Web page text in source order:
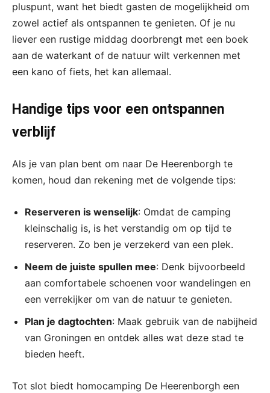
pluspunt, want het biedt gasten de mogelijkheid om
zowel actief als ontspannen te genieten. Of je nu
liever een rustige middag doorbrengt met een boek
aan de waterkant of de natuur wilt verkennen met
een kano of fiets, het kan allemaal.
Handige tips voor een ontspannen
verblijf
Als je van plan bent om naar De Heerenborgh te
komen, houd dan rekening met de volgende tips:
Reserveren is wenselijk: Omdat de camping
kleinschalig is, is het verstandig om op tijd te
reserveren. Zo ben je verzekerd van een plek.
Neem de juiste spullen mee: Denk bijvoorbeeld
aan comfortabele schoenen voor wandelingen en
een verrekijker om van de natuur te genieten.
Plan je dagtochten: Maak gebruik van de nabijheid
van Groningen en ontdek alles wat deze stad te
bieden heeft.
Tot slot biedt homocamping De Heerenborgh een